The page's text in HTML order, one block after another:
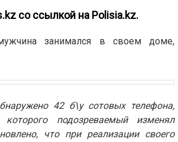
со ссылкой на Polisia.kz.
занимался в своем доме,
42 б\у сотовых телефона,
подозреваемый изменял
что при реализации своего